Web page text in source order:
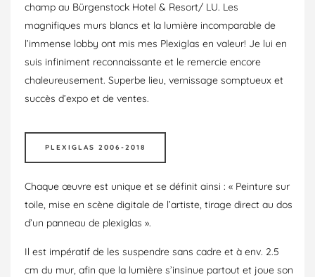
champ au Bürgenstock Hotel & Resort/ LU. Les
magnifiques murs blancs et la lumière incomparable de
l’immense lobby ont mis mes Plexiglas en valeur! Je lui en
suis infiniment reconnaissante et le remercie encore
chaleureusement. Superbe lieu, vernissage somptueux et
succès d’expo et de ventes.
PLEXIGLAS 2006-2018
Chaque œuvre est unique et se définit ainsi : « Peinture sur
toile, mise en scène digitale de l’artiste, tirage direct au dos
d’un panneau de plexiglas ».
Il est impératif de les suspendre sans cadre et à env. 2.5
cm du mur, afin que la lumière s’insinue partout et joue son